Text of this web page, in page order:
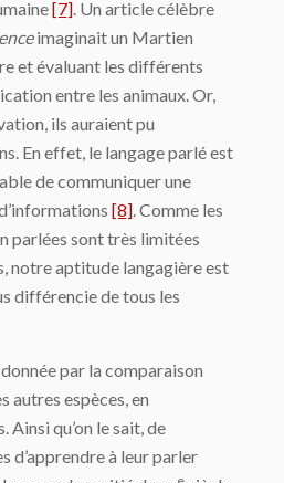
[7] . Un article célèbre
imaginait un Martien
et évaluant les différents
entre les animaux. Or,
ils auraient pu
En effet, le langage parlé est
de communiquer une
[8] . Comme les
parlées sont très limitées
notre aptitude langagière est
différencie de tous les
par la comparaison
autres espèces, en
Ainsi qu’on le sait, de
d’apprendre à leur parler